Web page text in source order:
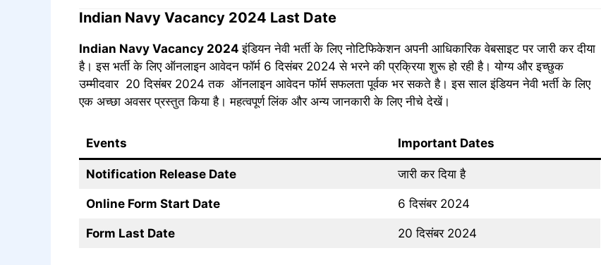
Indian Navy Vacancy 2024 Last Date
Indian Navy Vacancy 2024 इंडियन नेवी भर्ती के लिए नोटिफिकेशन अपनी आधिकारिक वेबसाइट पर जारी कर दीया
है। इस भर्ती के लिए ऑनलाइन आवेदन फॉर्म 6 दिसंबर 2024 से भरने की प्रक्रिया शुरू हो रही है। योग्य और इच्छुक
उम्मीदवार 20 दिसंबर 2024 तक ऑनलाइन आवेदन फॉर्म सफलता पूर्वक भर सकते है। इस साल इंडियन नेवी भर्ती के लिए
एक अच्छा अवसर प्रस्तुत किया है। महत्वपूर्ण लिंक और अन्य जानकारी के लिए नीचे देखें।
Events Important Dates
Notification Release Date जारी कर दिया है
Online Form Start Date 6 दिसंबर 2024
Form Last Date 20 दिसंबर 2024